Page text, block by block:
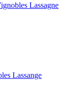
Lassagne
Lassange